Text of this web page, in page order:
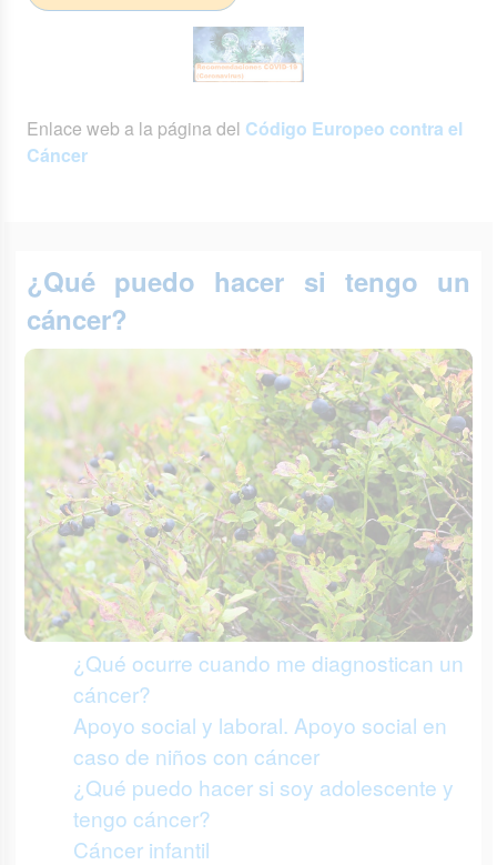
Enlace web a la página del Código Europeo contra el
Cáncer
¿Qué puedo hacer si tengo un
cáncer?
¿Qué ocurre cuando me diagnostican un
cáncer?
Apoyo social y laboral. Apoyo social en
caso de niños con cáncer
¿Qué puedo hacer si soy adolescente y
tengo cáncer?
Cáncer infantil